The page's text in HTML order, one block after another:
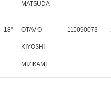
MATSUDA
18° OTAVIO
KIYOSHI
MIZIKAMI
110090073